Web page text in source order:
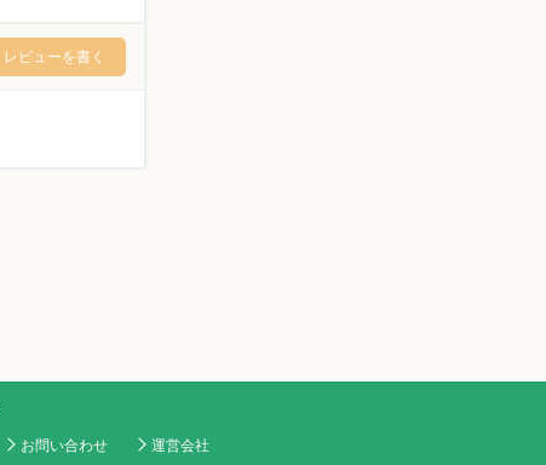
レビューを書く
お問い合わせ 運営会社